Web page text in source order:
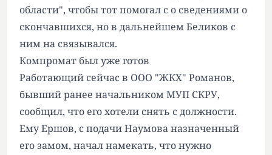
области", чтобы тот помогал с о сведениями о
скончавшихся, но в дальнейшем Беликов с
ним на связывался.
Компромат был уже готов
Работающий сейчас в ООО "ЖКХ" Романов,
бывший ранее начальником МУП СКРУ,
сообщил, что его хотели снять с должности.
Ему Ершов, с подачи Наумова назначенный
его замом, начал намекать, что нужно